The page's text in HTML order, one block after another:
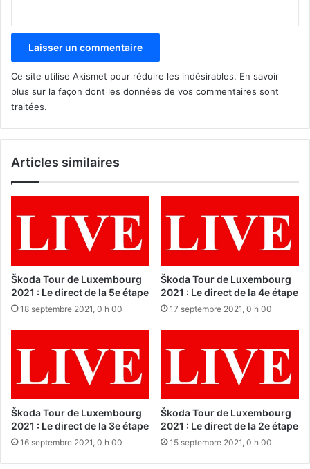
Ce site utilise Akismet pour réduire les indésirables. En savoir
plus sur la façon dont les données de vos commentaires sont
traitées.
Articles similaires
Škoda Tour de Luxembourg
2021 : Le direct de la 5e étape
18 septembre 2021, 0 h 00
Škoda Tour de Luxembourg
2021 : Le direct de la 4e étape
17 septembre 2021, 0 h 00
Škoda Tour de Luxembourg
2021 : Le direct de la 3e étape
16 septembre 2021, 0 h 00
Škoda Tour de Luxembourg
2021 : Le direct de la 2e étape
15 septembre 2021, 0 h 00